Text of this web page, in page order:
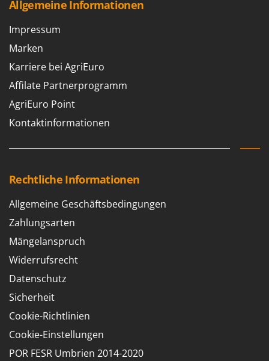
Tornado
Tre Spade
Trev - Abrek - TecnoVIR
Trotec
Troy-Bilt
U
Vesco
Volpi
W
Waldner
Weber
WIDU
Wiper EcoRobot
Wolf Garten
Wortex
Worx
Allgemeine Informationen
Impressum
Marken
Karriere bei AgriEuro
Affilate Partnerprogramm
AgriEuro Point
Kontaktinformationen
Rechtliche Informationen
Allgemeine Geschäftsbedingungen
Zahlungsarten
Mängelanspruch
Widerrufsrecht
Datenschutz
Sicherheit
Cookie-Richtlinien
Cookie-Einstellungen
POR FESR Umbrien 2014-2020